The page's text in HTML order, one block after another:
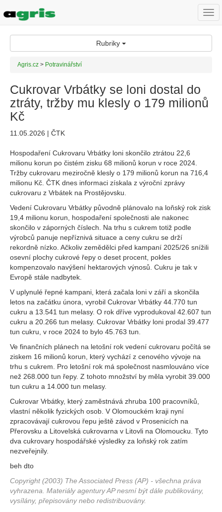
Rubriky
Agris.cz > Potravinářství
Cukrovar Vrbátky se loni dostal do
ztráty, tržby mu klesly o 179 milionů
Kč
11.05.2026 | ČTK
Hospodaření Cukrovaru Vrbátky loni skončilo ztrátou 22,6
milionu korun po čistém zisku 68 milionů korun v roce 2024.
Tržby cukrovaru meziročně klesly o 179 milionů korun na 716,4
milionu Kč. ČTK dnes informaci získala z výroční zprávy
cukrovaru z Vrbátek na Prostějovsku.
Vedení Cukrovaru Vrbátky původně plánovalo na loňský rok zisk
19,4 milionu korun, hospodaření společnosti ale nakonec
skončilo v záporných číslech. Na trhu s cukrem totiž podle
výrobců panuje nepříznivá situace a ceny cukru se drží
rekordně nízko. Ačkoliv zemědělci před kampaní 2025/26 snížili
osevní plochy cukrové řepy o deset procent, pokles
kompenzovalo navýšení hektarových výnosů. Cukru je tak v
Evropě stále nadbytek.
V uplynulé řepné kampani, která začala loni v září a skončila
letos na začátku února, vyrobil Cukrovar Vrbátky 44.770 tun
cukru a 13.541 tun melasy. O rok dříve vyprodukoval 42.607 tun
cukru a 20.266 tun melasy. Cukrovar Vrbátky loni prodal 39.477
tun cukru, v roce 2024 to bylo 45.763 tun.
Ve finančních plánech na letošní rok vedení cukrovaru počítá se
ziskem 16 milionů korun, který vychází z cenového vývoje na
trhu s cukrem. Pro letošní rok má společnost nasmlouváno více
než 268.000 tun řepy. Z tohoto množství by měla vyrobit 39.000
tun cukru a 14.000 tun melasy.
Cukrovar Vrbátky, který zaměstnává zhruba 100 pracovníků,
vlastní několik fyzických osob. V Olomouckém kraji nyní
zpracovávají cukrovou řepu ještě závod v Prosenicích na
Přerovsku a Litovelská cukrovarna v Litovli na Olomoucku. Tyto
dva cukrovary hospodářské výsledky za loňský rok zatím
nezveřejnily.
beh dto
Copyright (2003) The Associated Press (AP) - všechna práva
vyhrazena. Materiály agentury AP nesmí být dále publikovány,
vysílány, přepisovány nebo redistribuovány.